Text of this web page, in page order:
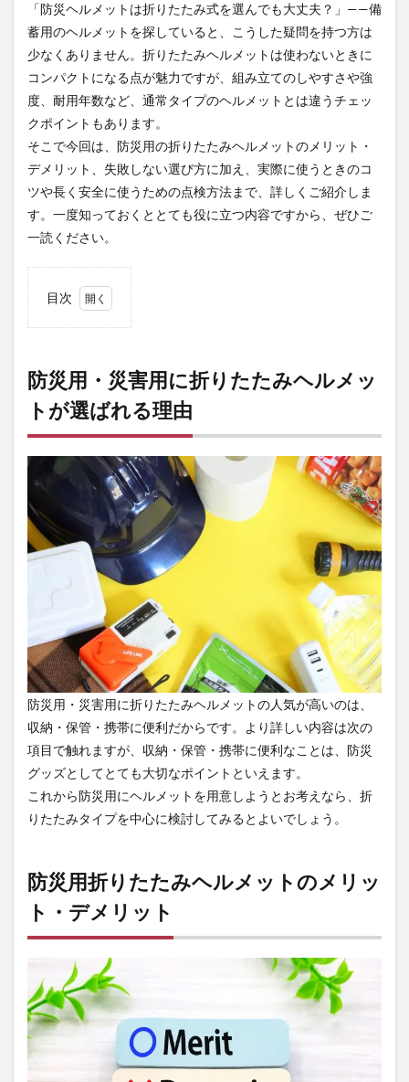
「防災ヘルメットは折りたたみ式を選んでも大丈夫？」——備
蓄用のヘルメットを探していると、こうした疑問を持つ方は
少なくありません。折りたたみヘルメットは使わないときに
コンパクトになる点が魅力ですが、組み立てのしやすさや強
度、耐用年数など、通常タイプのヘルメットとは違うチェッ
クポイントもあります。
そこで今回は、防災用の折りたたみヘルメットのメリット・
デメリット、失敗しない選び方に加え、実際に使うときのコ
ツや長く安全に使うための点検方法まで、詳しくご紹介しま
す。一度知っておくととても役に立つ内容ですから、ぜひご
一読ください。
目次
災害
用に
折り
たた
みヘ
ルメ
ット
る理
由
たみ
ヘル
メッ
トの
メリ
ッ
ト・
デメ
リッ
ト
防災
たみ
ヘル
メッ
メリ
ット
2.1.1
机の引
き出し
防災用・災害用に折りたたみヘルメッ
トが選ばれる理由
防災用・災害用に折りたたみヘルメットの人気が高いのは、
収納・保管・携帯に便利だからです。より詳しい内容は次の
項目で触れますが、収納・保管・携帯に便利なことは、防災
グッズとしてとても大切なポイントといえます。
これから防災用にヘルメットを用意しようとお考えなら、折
りたたみタイプを中心に検討してみるとよいでしょう。
防災用折りたたみヘルメットのメリッ
ト・デメリット